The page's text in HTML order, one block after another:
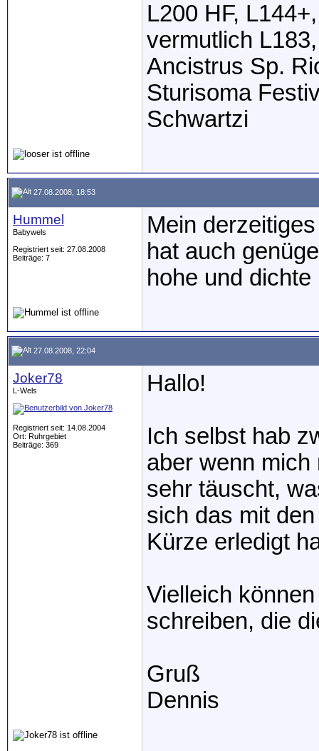
L200 HF,
vermutlich
Ancistrus Sp.
Sturisoma
Schwartzi
27.08.2008, 18:53
Hummel
Babywels
Registriert seit: 27.08.2008
Beiträge: 7
Mein
hat auch
hohe und
27.08.2008, 22:04
Joker78
L-Wels
Registriert seit: 14.08.2004
Ort: Ruhrgebiet
Beiträge: 369
Hallo!
Ich selbst hab
aber wenn
sehr täuscht,
sich das mit
Kürze erledigt
Vielleich
schreiben, die
Gruß
Dennis